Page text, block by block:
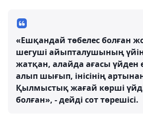
«Ешқандай төбелес болған
шегуші айыпталушының
жатқан, алайда ағасы үйден
алып шығып, інісінің
Қылмыстық жағай көрші
болған», - дейді сот төрешісі.